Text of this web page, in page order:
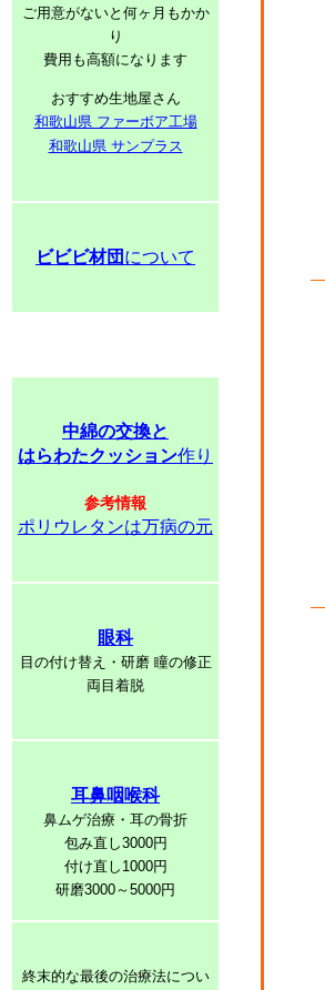
ご用意がないと何ヶ月もかか
り
費用も高額になります
おすすめ生地屋さん
和歌山県 ファーボア工場
和歌山県 サンプラス
ビビビ材団 について
中綿の交換と
はらわたクッション作り
参考情報
ポリウレタンは万病の元
眼科
目の付け替え・研磨 瞳の修正
両目着脱
耳鼻咽喉科
鼻ムゲ治療・耳の骨折
包み直し3000円
付け直し1000円
研磨3000～5000円
終末的な最後の治療法につい